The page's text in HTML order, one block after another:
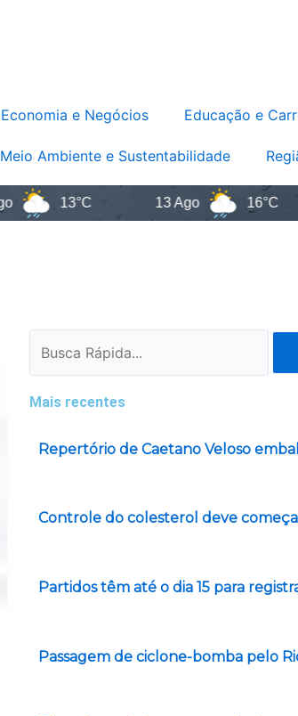
Economia e Negócios Educação e
Meio Ambiente e Sustentabilidade
13°C 16°C
Mais recentes
Repertório de Caetano Veloso
Controle do colesterol deve
Partidos têm até o dia 15 para
Passagem de ciclone-bomba pelo